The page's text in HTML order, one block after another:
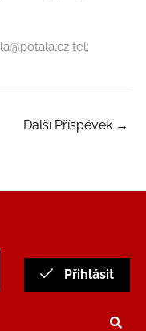
tel:
Další Příspěvek →
Přihlásit